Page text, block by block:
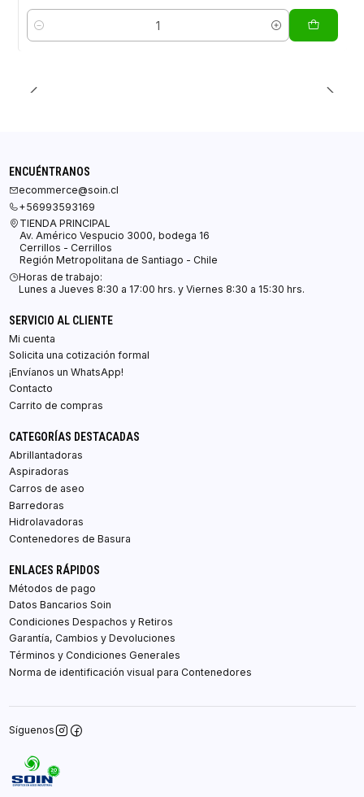
Cantidad
ENCUÉNTRANOS
ecommerce@soin.cl
+56993593169
TIENDA PRINCIPAL
Av. Américo Vespucio 3000, bodega 16
Cerrillos - Cerrillos
Región Metropolitana de Santiago - Chile
Horas de trabajo:
Lunes a Jueves 8:30 a 17:00 hrs. y Viernes 8:30 a 15:30 hrs.
SERVICIO AL CLIENTE
Mi cuenta
Solicita una cotización formal
¡Envíanos un WhatsApp!
Contacto
Carrito de compras
CATEGORÍAS DESTACADAS
Abrillantadoras
Aspiradoras
Carros de aseo
Barredoras
Hidrolavadoras
Contenedores de Basura
ENLACES RÁPIDOS
Métodos de pago
Datos Bancarios Soin
Condiciones Despachos y Retiros
Garantía, Cambios y Devoluciones
Términos y Condiciones Generales
Norma de identificación visual para Contenedores
Síguenos